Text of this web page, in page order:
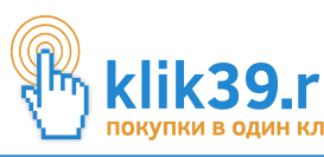
Перейти к основному содержанию